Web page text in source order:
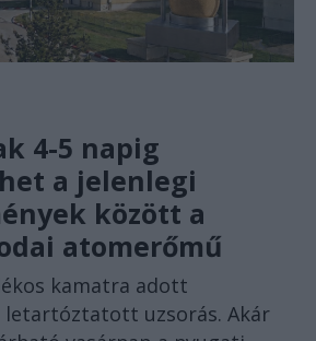
4-5 napig
a jelenlegi
között a
atomerőmű
kamatra adott
letartóztatott uzsorás. Akár